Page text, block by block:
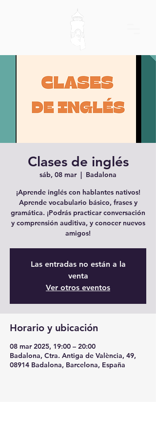
Clases de inglés
sáb, 08 mar
  |
Badalona
¡Aprende inglés con hablantes nativos!
Aprende vocabulario básico, frases y
gramática. ¡Podrás practicar conversación
y comprensión auditiva, y conocer nuevos
amigos!
Las entradas no están a la
venta
Ver otros eventos
Horario y ubicación
08 mar 2025, 19:00 – 20:00
Badalona, Ctra. Antiga de València, 49,
08914 Badalona, Barcelona, España